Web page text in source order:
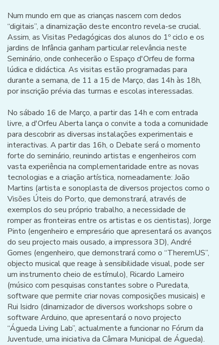
Num mundo em que as crianças nascem com dedos
“digitais”, a dinamização deste encontro revela-se crucial.
Assim, as Visitas Pedagógicas dos alunos do 1º ciclo e os
jardins de Infância ganham particular relevância neste
Seminário, onde conhecerão o Espaço d'Orfeu de forma
lúdica e didáctica. As visitas estão programadas para
durante a semana, de 11 a 15 de Março, das 14h às 18h,
por inscrição prévia das turmas e escolas interessadas.
No sábado 16 de Março, a partir das 14h e com entrada
livre, a d'Orfeu Aberta lança o convite a toda a comunidade
para descobrir as diversas instalações experimentais e
interactivas. A partir das 16h, o Debate será o momento
forte do seminário, reunindo artistas e engenheiros com
vasta experiência na complementaridade entre as novas
tecnologias e a criação artística, nomeadamente: João
Martins (artista e sonoplasta de diversos projectos como o
Visões Úteis do Porto, que demonstrará, através de
exemplos do seu próprio trabalho, a necessidade de
romper as fronteiras entre os artistas e os cientistas), Jorge
Pinto (engenheiro e empresário que apresentará os avanços
do seu projecto mais ousado, a impressora 3D), André
Gomes (engenheiro, que demonstrará como o “TheremUS”,
objecto musical que reage à sensibilidade visual, pode ser
um instrumento cheio de estímulo), Ricardo Lameiro
(músico com pesquisas constantes sobre o Puredata,
software que permite criar novas composições musicais) e
Rui Isidro (dinamizador de diversos workshops sobre o
software Arduino, que apresentará o novo projecto
“Águeda Living Lab”, actualmente a funcionar no Fórum da
Juventude, uma iniciativa da Câmara Municipal de Águeda).